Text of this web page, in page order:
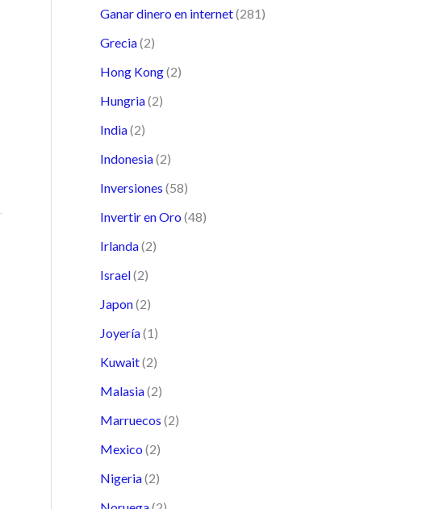
Ganar dinero en internet(281)
Grecia(2)
Hong Kong(2)
Hungria(2)
India(2)
Indonesia(2)
Inversiones (58)
Invertir en Oro (48)
Irlanda(2)
Israel(2)
Japon(2)
Joyería(1)
Kuwait(2)
Malasia(2)
Marruecos (2)
Mexico (2)
Nigeria(2)